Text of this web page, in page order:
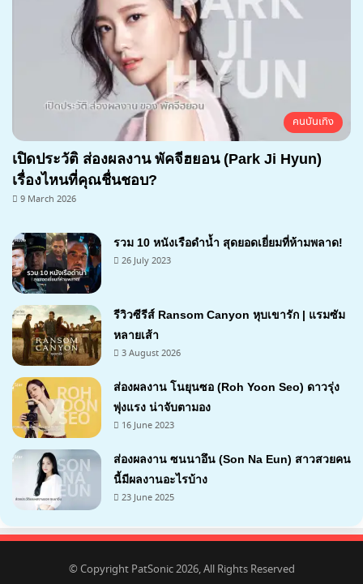
คนบันเทิง
เปิดประวัติ ส่องผลงาน พัคจีฮยอน (Park Ji Hyun)
เรื่องไหนที่คุณชื่นชอบ?
9 March 2026
รวม 10 หนังเรือดำน้ำ สุดยอดเยี่ยมที่ห้ามพลาด!
26 July 2023
7.1
รีวิวซีรีส์ Ransom Canyon หุบเขารัก | แรมซัม
หลายเส้า
3 August 2026
ส่องผลงาน โนยุนซอ (Roh Yoon Seo) ดาวรุ่ง
พุ่งแรง น่าจับตามอง
16 June 2023
ส่องผลงาน ซนนาอึน (Son Na Eun) สาวสวยคน
นี้มีผลงานอะไรบ้าง
23 June 2025
© Copyright PatSonic 2026, All Rights Reserved